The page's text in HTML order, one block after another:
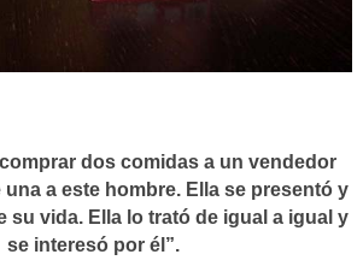
dos comidas a un vendedor
a este hombre. Ella se presentó y
su vida. Ella lo trató de igual a igual y
se interesó por él”.